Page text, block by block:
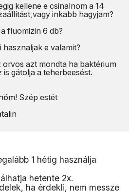
kellene e csinalnom a 14
inkabb hagyjam?
fluomizin 6 db?
hasznaljak e valamit?
orvos azt mondta ha baktérium
gátolja a teherbeesést.
Szép estét
1 hétig használja
hetente 2x.
ha érdekli, nem messze